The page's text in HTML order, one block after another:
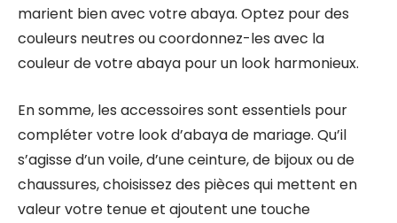
marient bien avec votre abaya. Optez pour des
couleurs neutres ou coordonnez-les avec la
couleur de votre abaya pour un look harmonieux.
En somme, les accessoires sont essentiels pour
compléter votre look d’abaya de mariage. Qu’il
s’agisse d’un voile, d’une ceinture, de bijoux ou de
chaussures, choisissez des pièces qui mettent en
valeur votre tenue et ajoutent une touche